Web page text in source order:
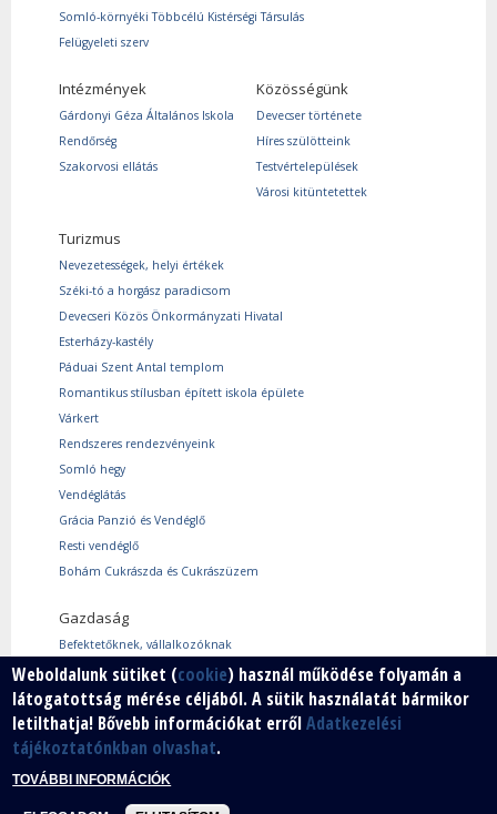
Somló-környéki Többcélú Kistérségi Társulás
Felügyeleti szerv
Intézmények
Gárdonyi Géza Általános Iskola
Rendőrség
Szakorvosi ellátás
Közösségünk
Devecser története
Híres szülötteink
Testvértelepülések
Városi kitüntetettek
Turizmus
Nevezetességek, helyi értékek
Széki-tó a horgász paradicsom
Devecseri Közös Önkormányzati Hivatal
Esterházy-kastély
Páduai Szent Antal templom
Romantikus stílusban épített iskola épülete
Várkert
Rendszeres rendezvényeink
Somló hegy
Vendéglátás
Grácia Panzió és Vendéglő
Resti vendéglő
Bohám Cukrászda és Cukrászüzem
Gazdaság
Befektetőknek, vállalkozóknak
Használtcikk piac
Márkáink
Szabad vállalkozói zóna
Vállalkozók
Weboldalunk sütiket (cookie) használ működése folyamán a
látogatottság mérése céljából. A sütik használatát bármikor
letilthatja! Bővebb információkat errőlAdatkezelési
tájékoztatónkban olvashat.
TOVÁBBI INFORMÁCIÓK